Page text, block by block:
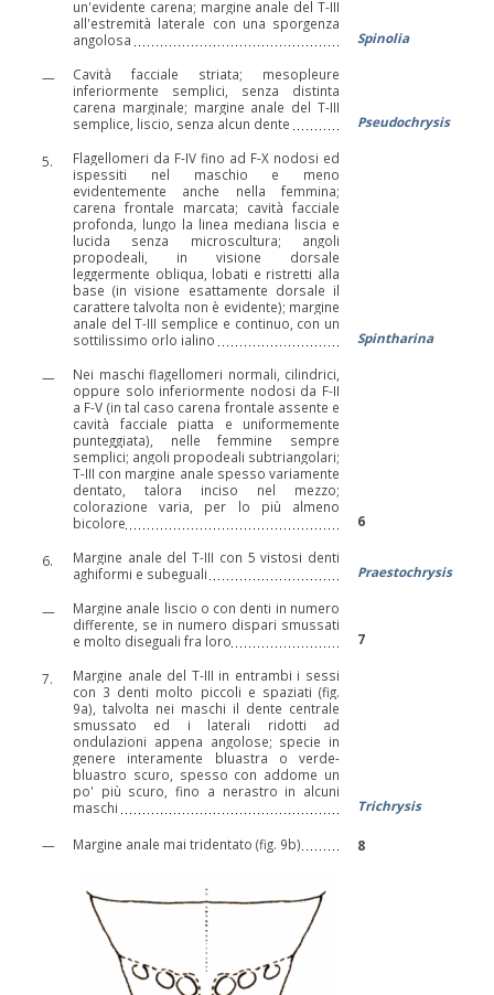
un'evidente carena; margine anale del T-III
all'estremità laterale con una sporgenza
angolosa
Spinolia
—
Cavità facciale striata; mesopleure
inferiormente semplici, senza distinta
carena marginale; margine anale del T-III
semplice, liscio, senza alcun dente
Pseudochrysis
5.
Flagellomeri da F-IV fino ad F-X nodosi ed
ispessiti nel maschio e meno
evidentemente anche nella femmina;
carena frontale marcata; cavità facciale
profonda, lungo la linea mediana liscia e
lucida senza microscultura; angoli
propodeali, in visione dorsale
leggermente obliqua, lobati e ristretti alla
base (in visione esattamente dorsale il
carattere talvolta non è evidente); margine
anale del T-III semplice e continuo, con un
sottilissimo orlo ialino
Spintharina
—
Nei maschi flagellomeri normali, cilindrici,
oppure solo inferiormente nodosi da F-II
a F-V (in tal caso carena frontale assente e
cavità facciale piatta e uniformemente
punteggiata), nelle femmine sempre
semplici; angoli propodeali subtriangolari;
T-III con margine anale spesso variamente
dentato, talora inciso nel mezzo;
colorazione varia, per lo più almeno
bicolore
6
6.
Margine anale del T-III con 5 vistosi denti
aghiformi e subeguali
Praestochrysis
—
Margine anale liscio o con denti in numero
differente, se in numero dispari smussati
e molto diseguali fra loro
7
7.
Margine anale del T-III in entrambi i sessi
con 3 denti molto piccoli e spaziati (fig.
9a), talvolta nei maschi il dente centrale
smussato ed i laterali ridotti ad
ondulazioni appena angolose; specie in
genere interamente bluastra o verde-
bluastro scuro, spesso con addome un
po' più scuro, fino a nerastro in alcuni
maschi
Trichrysis
— Margine anale mai tridentato (fig. 9b) 8